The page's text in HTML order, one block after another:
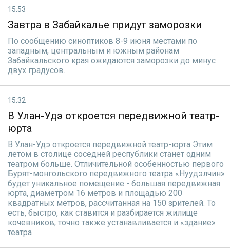
15:53
Завтра в Забайкалье придут заморозки
По сообщению синоптиков 8-9 июня местами по
западным, центральным и южным районам
Забайкальского края ожидаются заморозки до минус
двух градусов.
15:32
В Улан-Удэ откроется передвижной театр-
юрта
В Улан-Удэ откроется передвижной театр-юрта Этим
летом в столице соседней республики станет одним
театром больше. Отличительной особенностью первого
Бурят-монгольского передвижного театра «Нуудэлчин»
будет уникальное помещение - большая передвижная
юрта, диаметром 16 метров и площадью 200
квадратных метров, рассчитанная на 150 зрителей. То
есть, быстро, как ставится и разбирается жилище
кочевников, точно также устанавливается и «здание»
театра